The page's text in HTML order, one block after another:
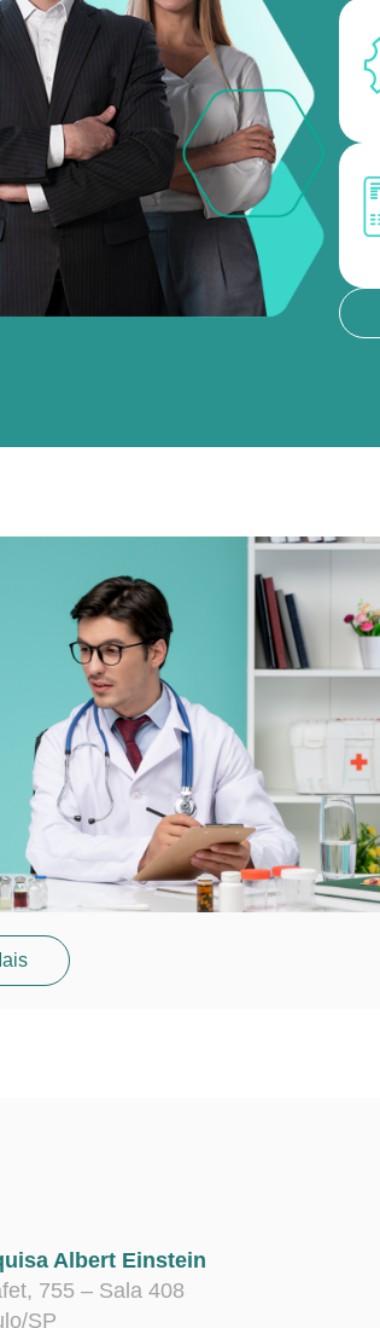
Albert Einstein
755 – Sala 408
SP